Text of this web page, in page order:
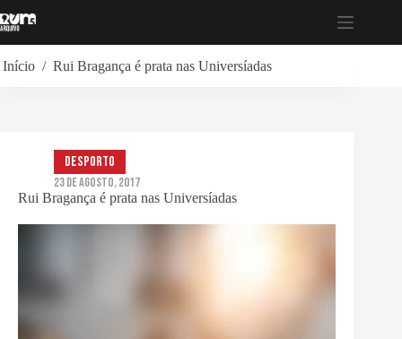
para
Início / Rui Bragança é prata nas Universíadas
Rui Bragança é prata nas Universíadas
Desporto
23 de Agosto, 2017